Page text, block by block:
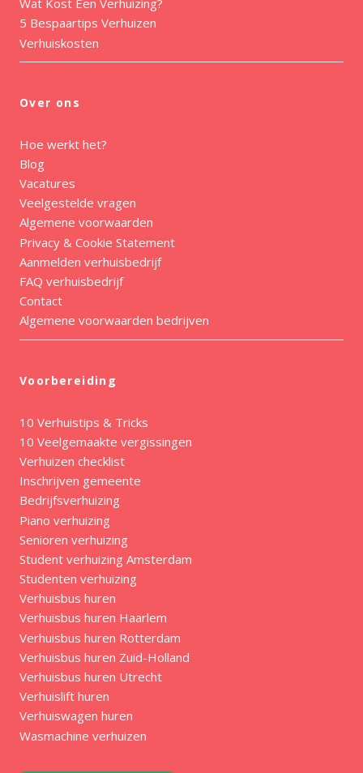
Wat Kost Een Verhuizing?
5 Bespaartips Verhuizen
Verhuiskosten
Over ons
Hoe werkt het?
Blog
Vacatures
Veelgestelde vragen
Algemene voorwaarden
Privacy & Cookie Statement
Aanmelden verhuisbedrijf
FAQ verhuisbedrijf
Contact
Algemene voorwaarden bedrijven
Voorbereiding
10 Verhuistips & Tricks
10 Veelgemaakte vergissingen
Verhuizen checklist
Inschrijven gemeente
Bedrijfsverhuizing
Piano verhuizing
Senioren verhuizing
Student verhuizing Amsterdam
Studenten verhuizing
Verhuisbus huren
Verhuisbus huren Haarlem
Verhuisbus huren Rotterdam
Verhuisbus huren Zuid-Holland
Verhuisbus huren Utrecht
Verhuislift huren
Verhuiswagen huren
Wasmachine verhuizen